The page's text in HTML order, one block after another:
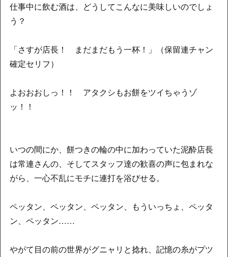
仕事中に飲む酒は、どうしてこんなに美味しいのでしょ
う？
「さすが店長！ まだまだもう一杯！」（保留連チャン
確定セリフ）
よおおおしっ！！ アタクシもお餅をツイちゃうゾ
ッ！！
いつの間にか、餅つきの輪の中に加わっていた泥酔店長
は常連さんの、そしてスタッフ達の歓喜の声に包まれな
がら、一心不乱にモチに連打を浴びせる。
ペッタン、ペッタン、ペッタン、もういっちょ、ペッタ
ン、ペッタン……
やがて目の前の世界がグニャリと捻れ、記憶の糸がプツ